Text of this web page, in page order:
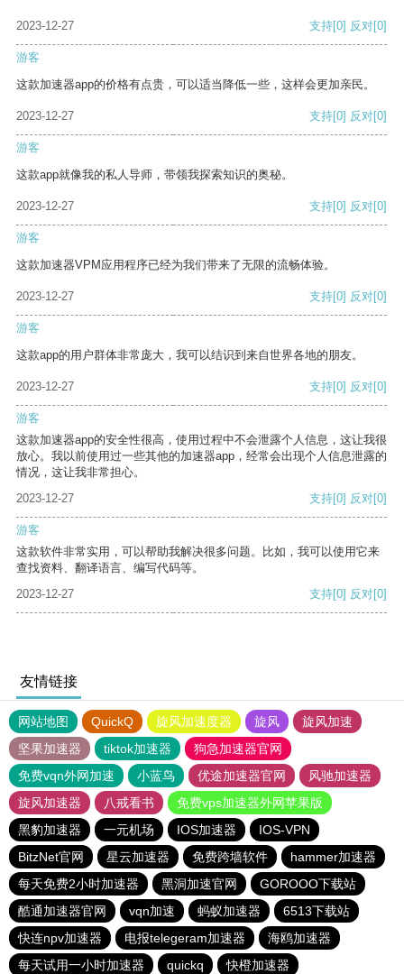
2023-12-27 支持[0] 反对[0]
游客
这款加速器app的价格有点贵，可以适当降低一些，这样会更加亲民。
2023-12-27 支持[0] 反对[0]
游客
这款app就像我的私人导师，带领我探索知识的奥秘。
2023-12-27 支持[0] 反对[0]
游客
这款加速器VPM应用程序已经为我们带来了无限的流畅体验。
2023-12-27 支持[0] 反对[0]
游客
这款app的用户群体非常庞大，我可以结识到来自世界各地的朋友。
2023-12-27 支持[0] 反对[0]
游客
这款加速器app的安全性很高，使用过程中不会泄露个人信息，这让我很
放心。我以前使用过一些其他的加速器app，经常会出现个人信息泄露的
情况，这让我非常担心。
2023-12-27
支持[0] 反对[0]
游客
这款软件非常实用，可以帮助我解决很多问题。比如，我可以使用它来
查找资料、翻译语言、编写代码等。
2023-12-27
支持[0] 反对[0]
友情链接
网站地图 QuickQ 旋风加速度器 旋风
旋风加速
坚果加速器
tiktok加速器
狗急加速器官网
免费vqn外网加速
小蓝鸟 优途加速器官网
风驰加速器
旋风加速器
八戒看书
免费vps加速器外网苹果版
黑豹加速器
一元机场 IOS加速器
IOS-VPN
BitzNet官网
星云加速器 免费跨墙软件
hammer加速器
每天免费2小时加速器
黑洞加速官网
GOROOO下载站
酷通加速器官网
vqn加速 蚂蚁加速器
6513下载站
快连npv加速器
电报telegeram加速器
海鸥加速器
每天试用一小时加速器
quickq 快橙加速器